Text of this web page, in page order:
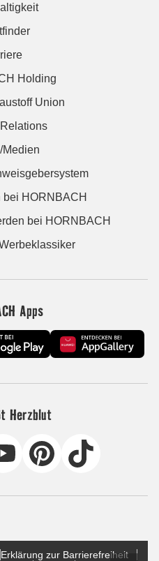
Holding
Union
Relations
Medien
bei HORNBACH
bei HORNBACH
Apps
Herzblut
Erklärung zur Barrierefreiheit